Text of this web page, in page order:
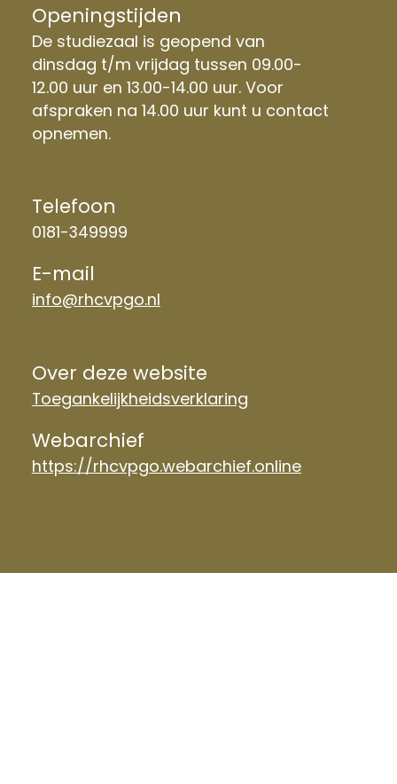
Openingstijden
De studiezaal is geopend van
dinsdag t/m vrijdag tussen 09.00-
12.00 uur en 13.00-14.00 uur. Voor
afspraken na 14.00 uur kunt u contact
opnemen.
Telefoon
0181-349999
E-mail
info@rhcvpgo.nl
Over deze website
Toegankelijkheidsverklaring
Webarchief
https://rhcvpgo.webarchief.online